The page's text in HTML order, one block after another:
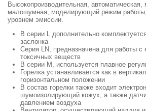
Высокопроизводительная, автоматическая,
малошумная, моделирующий режим работы,
уровнем эмиссии.
B серии L дополнительно
заслонка
Серия LN, предназначена для работы с
токсичных веществ
В серии М, используется плавное
Горелка устанавливается как в
горизонтальном положении
В состав горелки также входит
шумоизолирующий кожух, а также
давлением воздуха